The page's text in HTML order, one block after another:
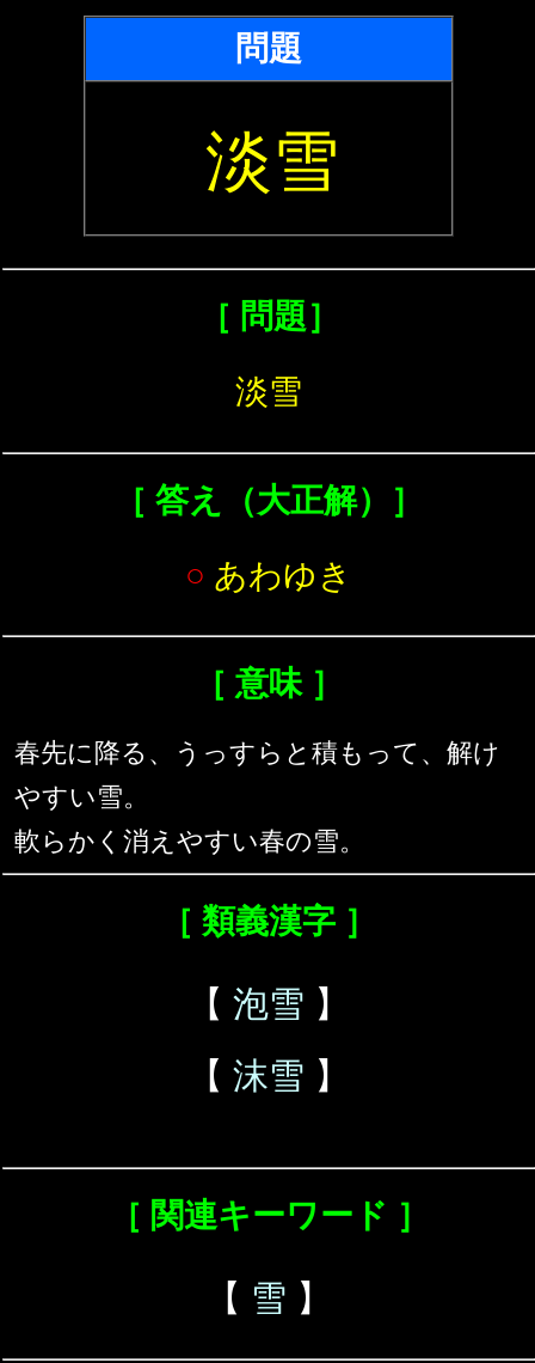
問題
淡雪
［ 問題］
淡雪
［ 答え（大正解）］
○ あわゆき
［ 意味 ］
春先に降る、うっすらと積もって、解け
やすい雪。
軟らかく消えやすい春の雪。
［ 類義漢字 ］
【 泡雪 】
【 沫雪 】
［ 関連キーワード ］
【 雪 】